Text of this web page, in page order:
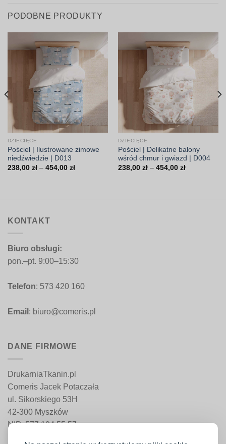
PODOBNE PRODUKTY
DZIECIĘCE
Pościel | Ilustrowane zimowe
niedźwiedzie | D013
238,00 zł – 454,00 złZakres
DZIECIĘCE
Pościel | Delikatne balony
wśród chmur i gwiazd | D004
238,00 zł – 454,00 złZakres
KONTAKT
Biuro obsługi:
pon.–pt. 9:00–15:30
Telefon: 573 420 160
Email : biuro@comeris.pl
DANE FIRMOWE
DrukarniaTkanin.pl
Comeris Jacek Potaczała
ul. Sikorskiego 53H
42-300 Myszków
NIP: 577 194 55 57